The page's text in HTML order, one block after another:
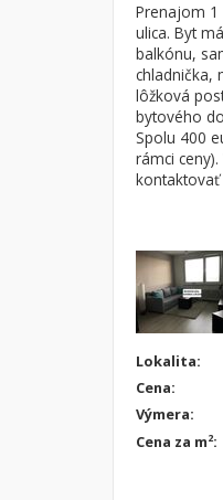
Byt
Garsónky
1-izbové
Prenajom 1
ulica. Byt
balkónu,
chladnička,
lôžková
bytového
Spolu 400
rámci
kontaktovať
Lokalita:
Cena:
Výmera:
Cena za m2: